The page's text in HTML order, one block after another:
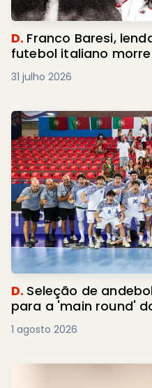
D. Franco Baresi,
futebol italiano
31 julho 2026
D. Seleção de
para a 'main round'
1 agosto 2026